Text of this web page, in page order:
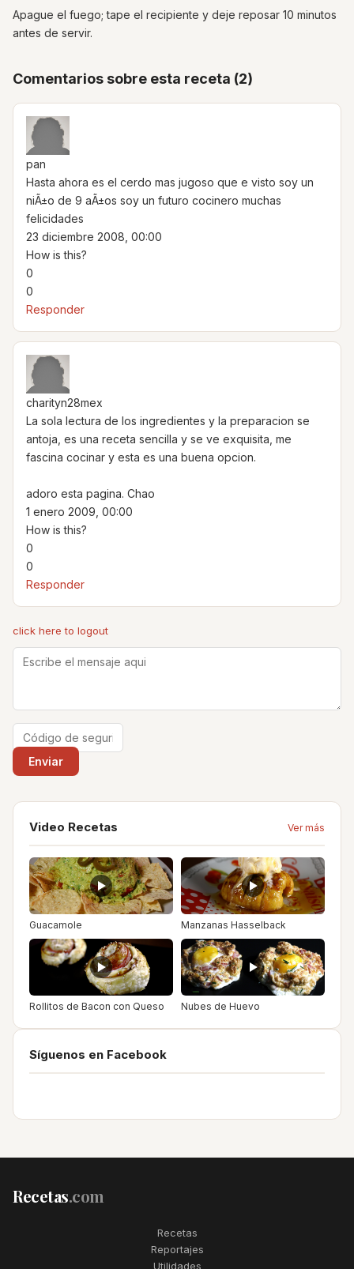
Apague el fuego; tape el recipiente y deje reposar 10 minutos
antes de servir.
Comentarios sobre esta receta (2)
pan
Hasta ahora es el cerdo mas jugoso que e visto soy un
niÃ±o de 9 aÃ±os soy un futuro cocinero muchas
felicidades
23 diciembre 2008, 00:00
How is this?
0
0
Responder
charityn28mex
La sola lectura de los ingredientes y la preparacion se
antoja, es una receta sencilla y se ve exquisita, me
fascina cocinar y esta es una buena opcion.
adoro esta pagina. Chao
1 enero 2009, 00:00
How is this?
0
0
Responder
click here to logout
Video Recetas Ver más
Guacamole Manzanas Hasselback
Rollitos de Bacon con Queso Nubes de Huevo
Síguenos en Facebook
Recetas.com
Recetas
Reportajes
Utilidades